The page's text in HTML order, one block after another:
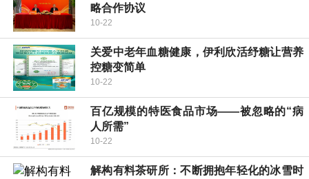
略合作协议
10-22
关爱中老年血糖健康，伊利欣活纾糖让营养
控糖变简单
10-22
百亿规模的特医食品市场——被忽略的“病
人所需”
10-22
解构有料茶研所：不断拥抱年轻化的冰雪时